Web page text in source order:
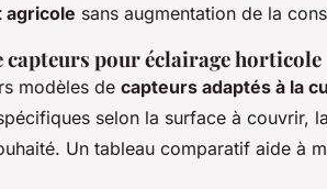
agricole sans augmentation de la
capteurs pour éclairage horticole
modèles de capteurs adaptés à la
selon la surface à couvrir,
Un tableau comparatif aide à